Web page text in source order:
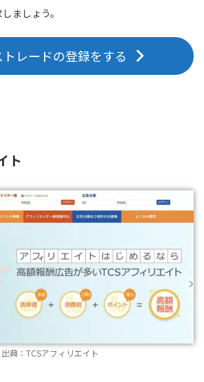
ましょう。
トレードの登録をする
ト
出典：TCSアフィリエイト